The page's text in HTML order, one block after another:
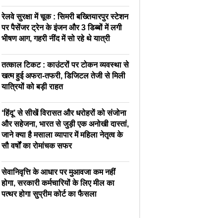
रेलवे सुरक्षा में चूक : सिमरी बख्तियारपुर स्टेशन
पर पैसेंजर ट्रेन के इंजन और 3 डिब्बों में लगी
भीषण आग, गहरी नींद में सो रहे थे यात्री
तत्काल टिकट : काउंटरों पर टोकन व्यवस्था से
खत्म हुई अफरा-तफरी, डिजिटल तेजी से मिली
यात्रियों को बड़ी राहत
‘हिंदू’ से सीखें विरासत और धरोहरों को संजोना
और सहेजना, भारत से जुड़ी एक अनोखी दास्तां,
जाने क्या है मसाला व्यापार में महिला नेतृत्व के
सौ वर्षों का रोमांचक सफर
सेवानिवृत्ति के आधार पर मुआवजा कम नहीं
होगा, सरकारी कर्मचारियों के लिए मील का
पत्थर होगा सुप्रीम कोर्ट का फैसला